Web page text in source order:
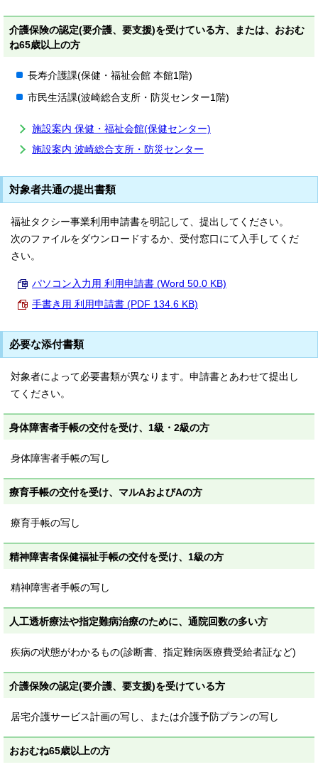
介護保険の認定(要介護、要支援)を受けている方、または、おおむ
ね65歳以上の方
長寿介護課(保健・福祉会館 本館1階)
市民生活課(波崎総合支所・防災センター1階)
施設案内 保健・福祉会館(保健センター)
施設案内 波崎総合支所・防災センター
対象者共通の提出書類
福祉タクシー事業利用申請書を明記して、提出してください。
次のファイルをダウンロードするか、受付窓口にて入手してくだ
さい。
パソコン入力用 利用申請書 (Word 50.0 KB)
手書き用 利用申請書 (PDF 134.6 KB)
必要な添付書類
対象者によって必要書類が異なります。申請書とあわせて提出し
てください。
身体障害者手帳の交付を受け、1級・2級の方
身体障害者手帳の写し
療育手帳の交付を受け、マルAおよびAの方
療育手帳の写し
精神障害者保健福祉手帳の交付を受け、1級の方
精神障害者手帳の写し
人工透析療法や指定難病治療のために、通院回数の多い方
疾病の状態がわかるもの(診断書、指定難病医療費受給者証など)
介護保険の認定(要介護、要支援)を受けている方
居宅介護サービス計画の写し、または介護予防プランの写し
おおむね65歳以上の方